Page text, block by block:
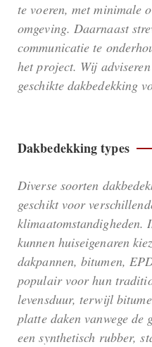
te voeren, met minimale
omgeving. Daarnaast
communicatie te
het project. Wij
geschikte dakbedekking
Dakbedekking types
Diverse soorten
geschikt voor
klimaatomstandigheden.
kunnen huiseigenaren
dakpannen, bitumen,
populair voor hun
levensduur, terwijl
platte daken vanwege de
een synthetisch rubber,